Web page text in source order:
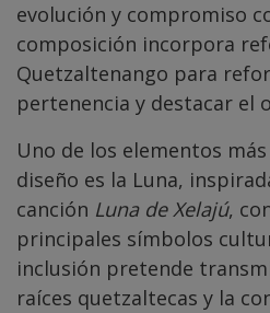
evolución y compromiso
composición incorpora
Quetzaltenango para
pertenencia y destacar el
Uno de los elementos
diseño es la Luna,
canción Luna de Xelajú,
principales símbolos
inclusión pretende
raíces quetzaltecas y la